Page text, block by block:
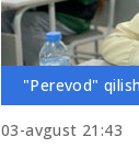
"Perevod" qilish
03-avgust 21:43